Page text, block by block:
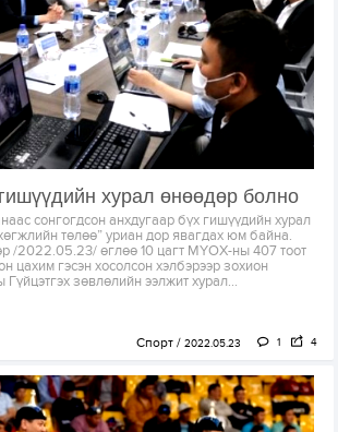
хурал өнөөдөр болно
сонгогдсон анхдугаар бүх гишүүдийн хурал
төлөө” уриан дор явагдах юм байна.
/2022.05.23/ өглөө 10 цагт МҮОХ-ны 407 тоот
цахим гэсэн хосолсон хэлбэрээр зохион
зөвлөлийн ээлжит хурал...
Спорт 2022.05.23 1 4